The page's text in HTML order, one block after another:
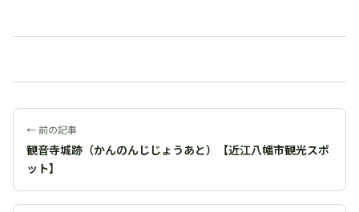
← 前の記事
観音寺城跡（かんのんじじょうあと）【近江八幡市観光スポ
ット】